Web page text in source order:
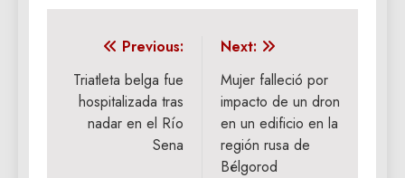
Navegación
de
entradas
Previous:
Triatleta belga fue
hospitalizada tras
nadar en el Río
Sena
Next:
Mujer falleció por
impacto de un dron
en un edificio en la
región rusa de
Bélgorod